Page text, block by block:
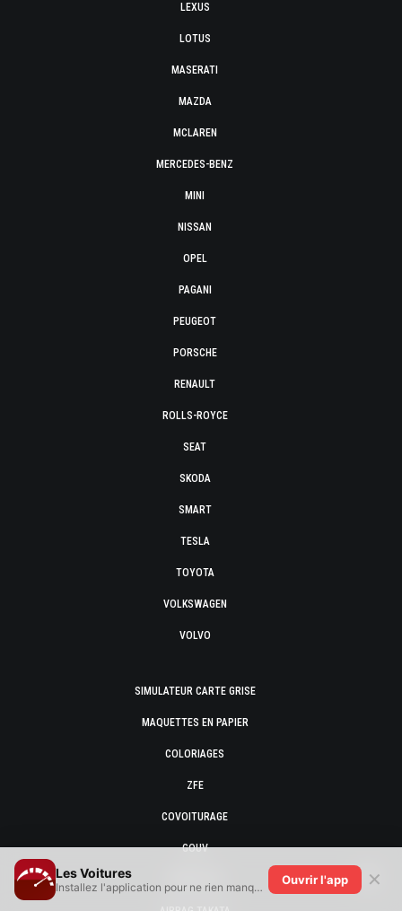
LEXUS
LOTUS
MASERATI
MAZDA
MCLAREN
MERCEDES-BENZ
MINI
NISSAN
OPEL
PAGANI
PEUGEOT
PORSCHE
RENAULT
ROLLS-ROYCE
SEAT
SKODA
SMART
TESLA
TOYOTA
VOLKSWAGEN
VOLVO
SIMULATEUR CARTE GRISE
MAQUETTES EN PAPIER
COLORIAGES
ZFE
COVOITURAGE
GOUV
Les Voitures
Installez l'application pour ne rien manquer !
Ouvrir l'app ✕